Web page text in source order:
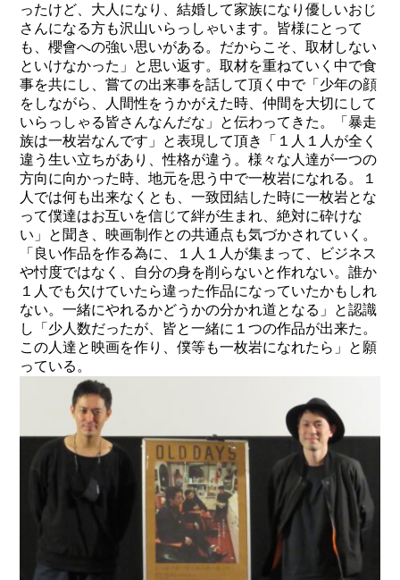
ったけど、大人になり、結婚して家族になり優しいおじ
さんになる方も沢山いらっしゃいます。皆様にとって
も、櫻會への強い思いがある。だからこそ、取材しない
といけなかった」と思い返す。取材を重ねていく中で食
事を共にし、嘗ての出来事を話して頂く中で「少年の顔
をしながら、人間性をうかがえた時、仲間を大切にして
いらっしゃる皆さんなんだな」と伝わってきた。「暴走
族は一枚岩なんです」と表現して頂き「１人１人が全く
違う生い立ちがあり、性格が違う。様々な人達が一つの
方向に向かった時、地元を思う中で一枚岩になれる。１
人では何も出来なくとも、一致団結した時に一枚岩とな
って僕達はお互いを信じて絆が生まれ、絶対に砕けな
い」と聞き、映画制作との共通点も気づかされていく。
「良い作品を作る為に、１人１人が集まって、ビジネス
や忖度ではなく、自分の身を削らないと作れない。誰か
１人でも欠けていたら違った作品になっていたかもしれ
ない。一緒にやれるかどうかの分かれ道となる」と認識
し「少人数だったが、皆と一緒に１つの作品が出来た。
この人達と映画を作り、僕等も一枚岩になれたら」と願
っている。